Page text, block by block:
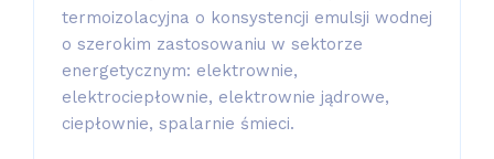
termoizolacyjna o konsystencji emulsji wodnej
o szerokim zastosowaniu w sektorze
energetycznym: elektrownie,
elektrociepłownie, elektrownie jądrowe,
ciepłownie, spalarnie śmieci.